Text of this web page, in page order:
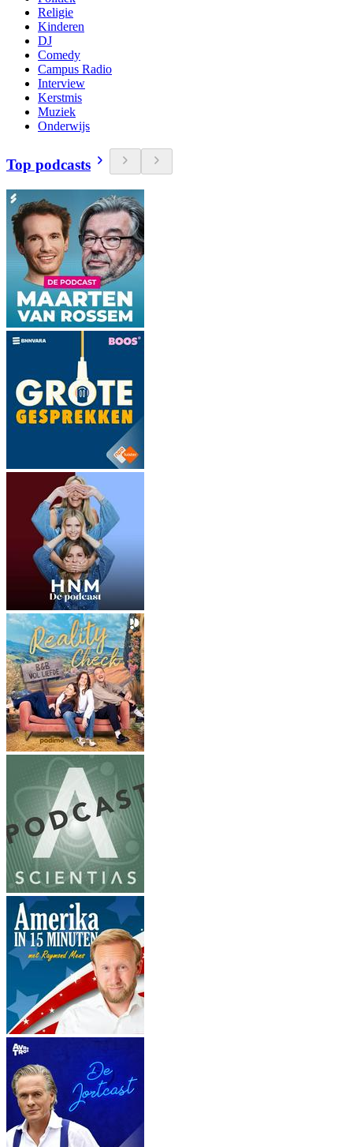
Religie
Kinderen
DJ
Comedy
Campus Radio
Interview
Kerstmis
Muziek
Onderwijs
Top podcasts